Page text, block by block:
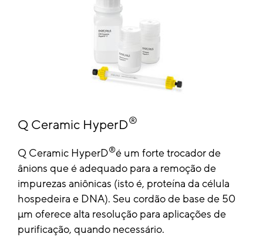
Q Ceramic HyperD®
Q Ceramic HyperD®é um forte trocador de
ânions que é adequado para a remoção de
impurezas aniônicas (isto é, proteína da célula
hospedeira e DNA). Seu cordão de base de 50
µm oferece alta resolução para aplicações de
purificação, quando necessário.